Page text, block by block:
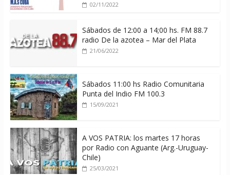
02/11/2022
Sábados de 12:00 a 14;00 hs. FM 88.7
radio De la azotea – Mar del Plata
21/06/2022
Sábados 11:00 hs Radio Comunitaria
Punta del Indio FM 100.3
15/09/2021
A VOS PATRIA: los martes 17 horas
por Radio con Aguante (Arg.-Uruguay-
Chile)
25/03/2021